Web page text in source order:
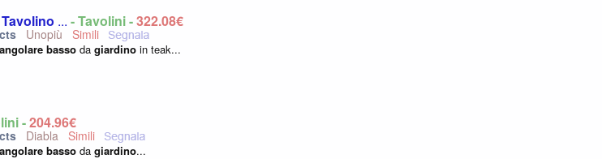
Tavolino ... - Tavolini -322,08€
Unopiù
basso da giardino in teak...
-204,96€
Diabla
basso da giardino...